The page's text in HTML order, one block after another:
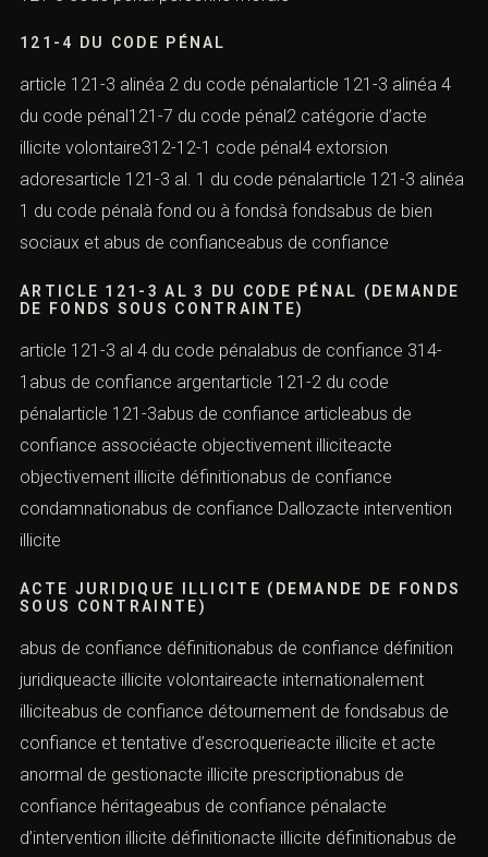
121-4 DU CODE PÉNAL
article 121-3 alinéa 2 du code pénalarticle 121-3 alinéa 4
du code pénal121-7 du code pénal2 catégorie d’acte
illicite volontaire312-12-1 code pénal4 extorsion
adoresarticle 121-3 al. 1 du code pénalarticle 121-3 alinéa
1 du code pénalà fond ou à fondsà fondsabus de bien
sociaux et abus de confianceabus de confiance
ARTICLE 121-3 AL 3 DU CODE PÉNAL (DEMANDE
DE FONDS SOUS CONTRAINTE)
article 121-3 al 4 du code pénalabus de confiance 314-
1abus de confiance argentarticle 121-2 du code
pénalarticle 121-3abus de confiance articleabus de
confiance associéacte objectivement illiciteacte
objectivement illicite définitionabus de confiance
condamnationabus de confiance Dallozacte intervention
illicite
ACTE JURIDIQUE ILLICITE (DEMANDE DE FONDS
SOUS CONTRAINTE)
abus de confiance définitionabus de confiance définition
juridiqueacte illicite volontaireacte internationalement
illiciteabus de confiance détournement de fondsabus de
confiance et tentative d’escroquerieacte illicite et acte
anormal de gestionacte illicite prescriptionabus de
confiance héritageabus de confiance pénalacte
d’intervention illicite définitionacte illicite définitionabus de